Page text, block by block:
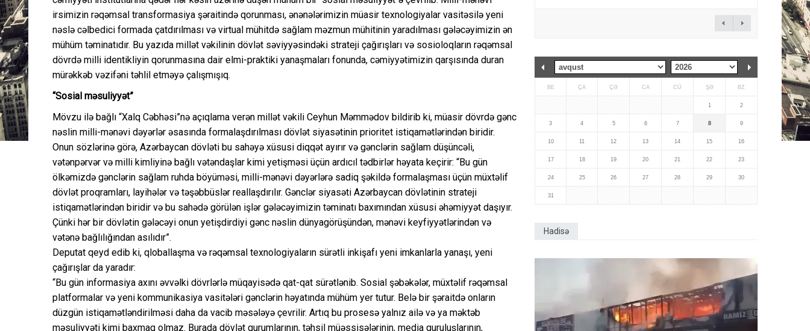
irsimizin rəqəmsal transformasiya şəraitində qorunması, ənənələrimizin müasir texnologiyalar vasitəsilə yeni
nəslə cəlbedici formada çatdırılması və virtual mühitdə sağlam məzmun mühitinin yaradılması gələcəyimizin ən
mühüm təminatıdır. Bu yazıda millət vəkilinin dövlət səviyyəsindəki strateji çağırışları və sosioloqların rəqəmsal
dövrdə milli identikliyin qorunmasına dair elmi-praktiki yanaşmaları fonunda, cəmiyyətimizin qarşısında duran
mürəkkəb vəzifəni təhlil etməyə çalışmışıq.
“Sosial məsuliyyət”
Mövzu ilə bağlı “Xalq Cəbhəsi”nə açıqlama verən millət vəkili Ceyhun Məmmədov bildirib ki, müasir dövrdə gənc
nəslin milli-mənəvi dəyərlər əsasında formalaşdırılması dövlət siyasətinin prioritet istiqamətlərindən biridir.
Onun sözlərinə görə, Azərbaycan dövləti bu sahəyə xüsusi diqqət ayırır və gənclərin sağlam düşüncəli,
vətənpərvər və milli kimliyinə bağlı vətəndaşlar kimi yetişməsi üçün ardıcıl tədbirlər həyata keçirir: “Bu gün
ölkəmizdə gənclərin sağlam ruhda böyüməsi, milli-mənəvi dəyərlərə sadiq şəkildə formalaşması üçün müxtəlif
dövlət proqramları, layihələr və təşəbbüslər reallaşdırılır. Gənclər siyasəti Azərbaycan dövlətinin strateji
istiqamətlərindən biridir və bu sahədə görülən işlər gələcəyimizin təminatı baxımından xüsusi əhəmiyyət daşıyır.
Çünki hər bir dövlətin gələcəyi onun yetişdirdiyi gənc nəslin dünyagörüşündən, mənəvi keyfiyyətlərindən və
vətənə bağlılığından asılıdır”.
Deputat qeyd edib ki, qloballaşma və rəqəmsal texnologiyaların sürətli inkişafı yeni imkanlarla yanaşı, yeni
çağırışlar da yaradır:
“Bu gün informasiya axını əvvəlki dövrlərlə müqayisədə qat-qat sürətlənib. Sosial şəbəkələr, müxtəlif rəqəmsal
platformalar və yeni kommunikasiya vasitələri gənclərin həyatında mühüm yer tutur. Belə bir şəraitdə onların
düzgün istiqamətləndirilməsi daha da vacib məsələyə çevrilir. Artıq bu prosesə yalnız ailə və ya məktəb
məsuliyyəti kimi baxmaq olmaz. Burada dövlət qurumlarının, təhsil müəssisələrinin, media quruluşlarının,
BE ÇA ÇƏ CA CÜ ŞƏ BZ
1 2
3 4 5 6 7 8 9
10 11 12 13 14 15 16
17 18 19 20 21 22 23
24 25 26 27 28 29 30
31
Hadisə